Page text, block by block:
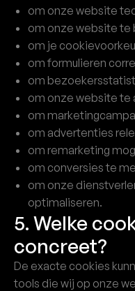
om onze website
om onze website te
om je
om formulieren
om
om onze website te
om
om advertenties
om remarketing
om conversies te
om onze
optimaliseren.
5. Welke
concreet?
De exacte cookies
tools die wij op onze